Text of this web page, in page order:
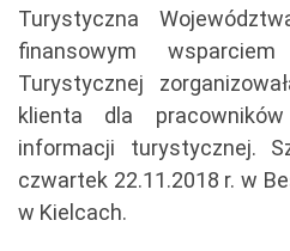
Turystyczna
finansowym
Turystycznej
klienta dla
informacji turystycznej.
czwartek 22.11.2018 r. w
w Kielcach.